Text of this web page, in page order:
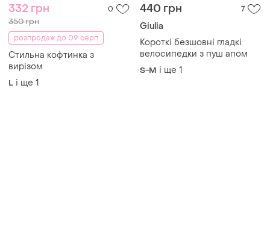
332 грн 0
350 грн
розпродаж до 09 серп
Стильна кофтинка з
вирізом
L і ще 1
440 грн 7
Giulia
Короткі безшовні гладкі
велосипедки з пуш апом
S-M і ще 1